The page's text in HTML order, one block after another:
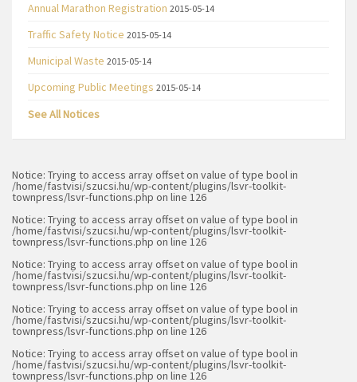
Annual Marathon Registration 2015-05-14
Traffic Safety Notice 2015-05-14
Municipal Waste 2015-05-14
Upcoming Public Meetings 2015-05-14
See All Notices
Notice: Trying to access array offset on value of type bool in
/home/fastvisi/szucsi.hu/wp-content/plugins/lsvr-toolkit-
townpress/lsvr-functions.php on line 126
Notice: Trying to access array offset on value of type bool in
/home/fastvisi/szucsi.hu/wp-content/plugins/lsvr-toolkit-
townpress/lsvr-functions.php on line 126
Notice: Trying to access array offset on value of type bool in
/home/fastvisi/szucsi.hu/wp-content/plugins/lsvr-toolkit-
townpress/lsvr-functions.php on line 126
Notice: Trying to access array offset on value of type bool in
/home/fastvisi/szucsi.hu/wp-content/plugins/lsvr-toolkit-
townpress/lsvr-functions.php on line 126
Notice: Trying to access array offset on value of type bool in
/home/fastvisi/szucsi.hu/wp-content/plugins/lsvr-toolkit-
townpress/lsvr-functions.php on line 126